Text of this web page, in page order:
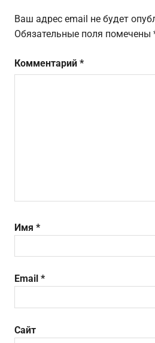
Ваш адрес email не будет
Обязательные поля помечены
Комментарий *
Имя *
Email *
Сайт